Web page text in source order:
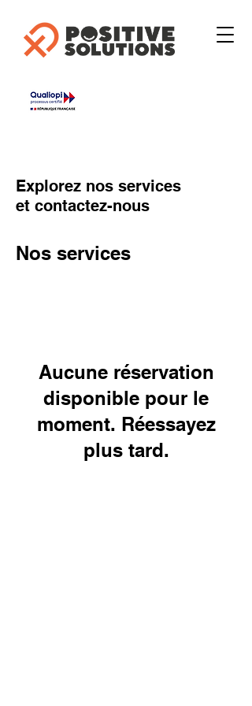
Explorez nos services
et contactez-nous
Nos services
Aucune réservation
disponible pour le
moment. Réessayez
plus tard.